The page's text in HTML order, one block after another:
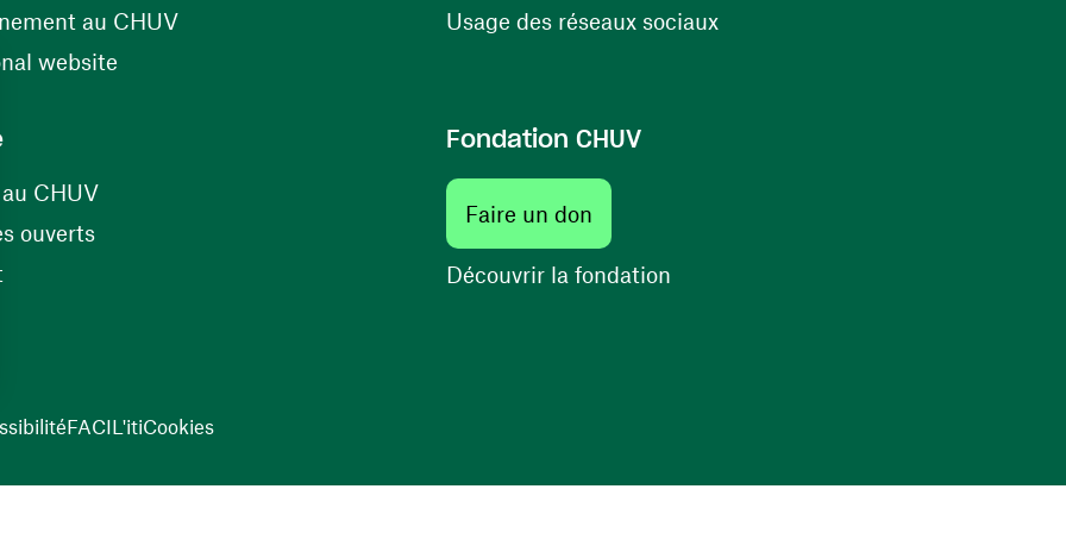
au CHUV(ouvre une nouvelle fenêtre)
website
Usage des réseaux sociaux(ouvre une nouvelle fenêtre)
CHUV(ouvre une nouvelle fenêtre)
ouverts(ouvre une nouvelle fenêtre)
Fondation CHUV
Faire un don(ouvre une nouvelle fenêtre)
Découvrir la fondation(ouvre une nouvelle fenêtre)
FACIL'itiCookies